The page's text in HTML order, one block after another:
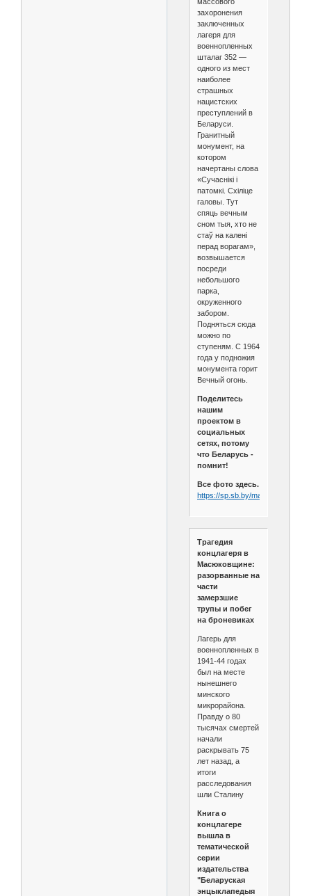
захоронения
заключенных
лагеря для
военнопленных
шталаг 352 —
одного из мест
наиболее
страшных
нацистских
преступлений в
Беларуси.
Гранитный
монумент, на
котором
начертаны слова
«Сучаснiкi і
патомкі. Схіліце
галовы. Тут
спяць вечным
сном тыя, хто не
стаў на калені
перад ворагам»,
возвышается
посреди
небольшого
парка,
окруженного
забором.
Подняться сюда
можно по
ступеням. С 1964
года у подножия
монумента горит
Вечный огонь.
Поделитесь
нашим
проектом в
социальных
сетях, потому
что Беларусь -
помнит!
Все фото здесь.
https://sp.sb.by/masukovshina
Трагедия
концлагеря в
Масюковщине:
разорванные на
части
замерзшие
трупы и побег
на броневиках
Лагерь для
военнопленных в
1941-44 годах
был на месте
нынешнего
минского
микрорайона.
Правду о 80
тысячах смертей
начали
раскрывать 75
лет назад, а
итоги
расследования
шли Сталину
Книга о
концлагере
вышла в
тематической
серии
издательства
"Беларуская
энцыклапедыя